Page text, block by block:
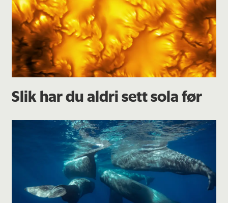
Slik har du aldri sett sola før